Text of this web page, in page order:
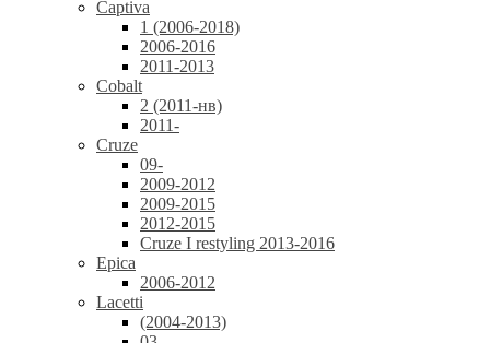
Captiva
1 (2006-2018)
2006-2016
2011-2013
Cobalt
2 (2011-нв)
2011-
Cruze
09-
2009-2012
2009-2015
2012-2015
Cruze I restyling 2013-2016
Epica
2006-2012
Lacetti
(2004-2013)